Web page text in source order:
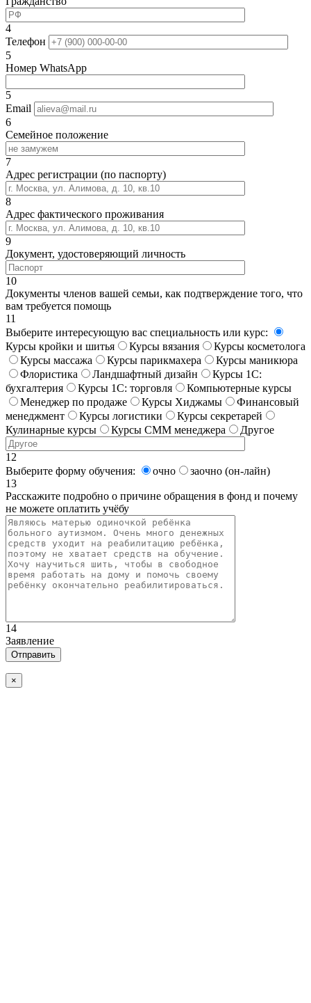
4
Телефон
5
Номер WhatsApp
5
Email
6
Семейное положение
7
Адрес регистрации (по паспорту)
8
Адрес фактического проживания
9
Документ, удостоверяющий личность
10
Документы членов вашей семьи, как подтверждение того, что
вам требуется помощь
11
Выберите интересующую вас специальность или курс:
Курсы кройки и шитья
Курсы вязания
Курсы косметолога
Курсы массажа
Курсы парикмахера
Курсы маникюра
Флористика
Ландшафтный дизайн
Курсы 1С:
бухгалтерия
Курсы 1С: торговля
Компьютерные курсы
Менеджер по продаже
Курсы Хиджамы
Финансовый
менеджмент
Курсы логистики
Курсы секретарей
Кулинарные курсы
Курсы СММ менеджера Другое
12
Выберите форму обучения:
очно
заочно (он-лайн)
13
Расскажите подробно о причине обращения в фонд и почему
не можете оплатить учёбу
14
Заявление
×